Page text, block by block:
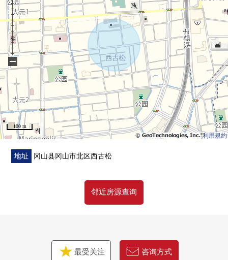
利用規約
100 m
−
地址 冈山县冈山市北区西古松
邻近房源查询
最受关注 咨询方式